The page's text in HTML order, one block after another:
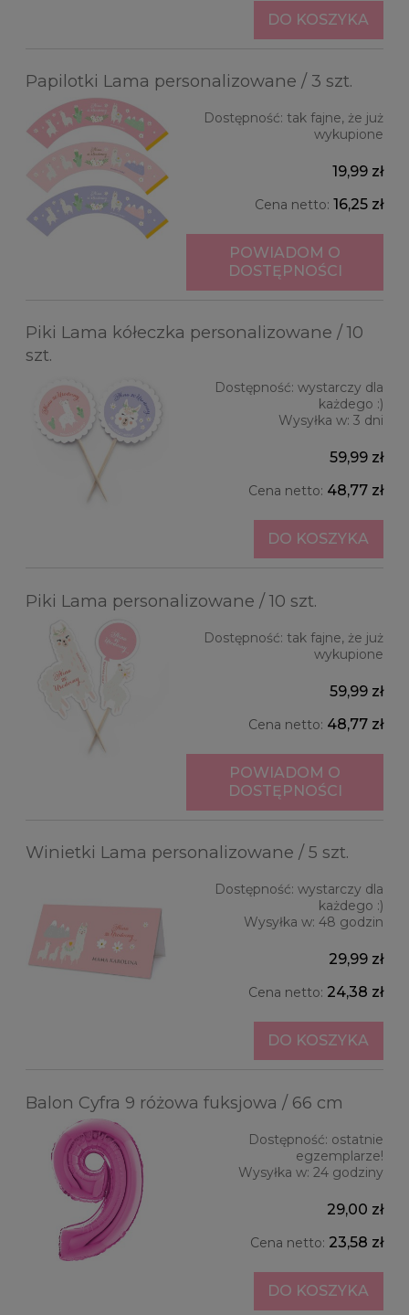
DO KOSZYKA
Papilotki Lama personalizowane / 3 szt.
Dostępność: tak fajne, że już
wykupione
19,99 zł
Cena netto: 16,25 zł
POWIADOM O
DOSTĘPNOŚCI
Piki Lama kółeczka personalizowane / 10
szt.
Dostępność: wystarczy dla
każdego :)
Wysyłka w: 3 dni
59,99 zł
Cena netto: 48,77 zł
DO KOSZYKA
Piki Lama personalizowane / 10 szt.
Dostępność: tak fajne, że już
wykupione
59,99 zł
Cena netto: 48,77 zł
POWIADOM O
DOSTĘPNOŚCI
Winietki Lama personalizowane / 5 szt.
Dostępność: wystarczy dla
każdego :)
Wysyłka w: 48 godzin
29,99 zł
Cena netto: 24,38 zł
DO KOSZYKA
Balon Cyfra 9 różowa fuksjowa / 66 cm
Dostępność: ostatnie
egzemplarze!
Wysyłka w: 24 godziny
29,00 zł
Cena netto: 23,58 zł
DO KOSZYKA